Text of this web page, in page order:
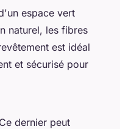
espace vert
naturel, les fibres
est idéal
et sécurisé pour
dernier peut